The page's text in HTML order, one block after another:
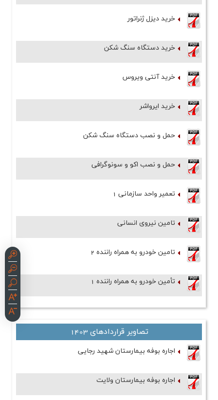
خرید دیزل ژنراتور
خرید دستگاه سنگ شکن
خرید آنتی ویروس
خرید ایرواشر
حمل و نصب دستگاه سنگ شکن
حمل و نصب اکو و سونوگرافی
تعمیر واحد سازمانی 1
تامین نیروی انسانی
تامین خودرو به همراه راننده 2
تأمین خودرو به همراه راننده 1
تصاویر قراردادهای 1403
اجاره بوفه بیمارستان شهید رجایی
اجاره بوفه بیمارستان ولایت